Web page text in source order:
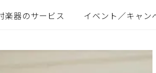
楽器のサービス イベント／キャン